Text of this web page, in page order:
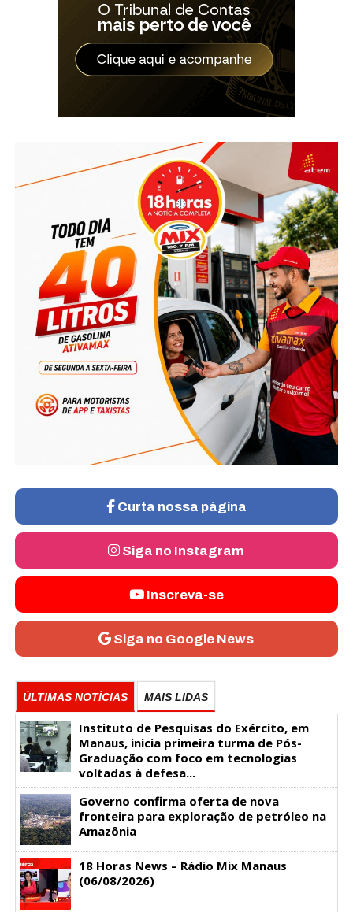
Curta nossa página
Siga no Instagram
Inscreva-se
Siga no Google News
ÚLTIMAS NOTÍCIAS MAIS LIDAS
Instituto de Pesquisas do Exército, em
Manaus, inicia primeira turma de Pós-
Graduação com foco em tecnologias
voltadas à defesa...
Governo confirma oferta de nova
fronteira para exploração de petróleo na
Amazônia
18 Horas News​​​​​​​​​​​​ – Rádio Mix Manaus
(06/08/2026)